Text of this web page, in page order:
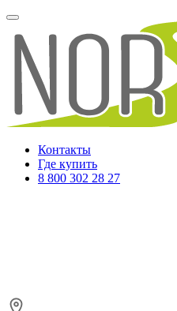
Контакты
Где купить
8 800 302 28 27